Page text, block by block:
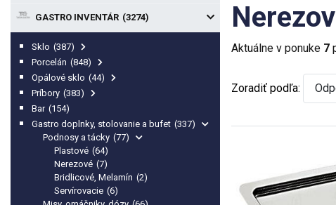
GASTRO INVENTÁR (3274)
Sklo (387)
Porcelán (848)
Opálové sklo (44)
Príbory (383)
Bar (154)
Gastro doplnky, stolovanie a bufet (337)
Podnosy a tácky (77)
Plastové (64)
Nerezové (7)
Bridlicové, Melamín (2)
Servírovacie (6)
Aktuálne v ponuke 7
Zoradiť podľa: